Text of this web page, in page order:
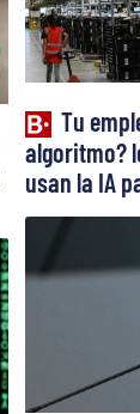
Tu
algoritmo?
usan la IA